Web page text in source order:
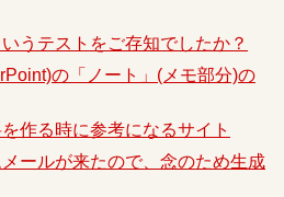
うテストをご存知でしたか？
の「ノート」(メモ部分)の
作る時に参考になるサイト
ールが来たので、念のため生成